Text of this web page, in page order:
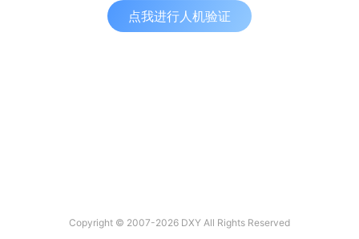
点我进行人机验证
Copyright © 2007-2026 DXY All Rights Reserved